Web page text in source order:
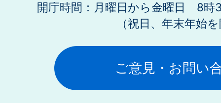
開庁時間：月曜日から金曜日 8時
（祝日、年末年始
ご意見・お問い